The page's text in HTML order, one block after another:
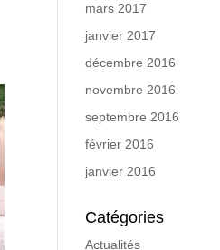
mars 2017
janvier 2017
décembre 2016
novembre 2016
septembre 2016
février 2016
janvier 2016
Catégories
Actualités